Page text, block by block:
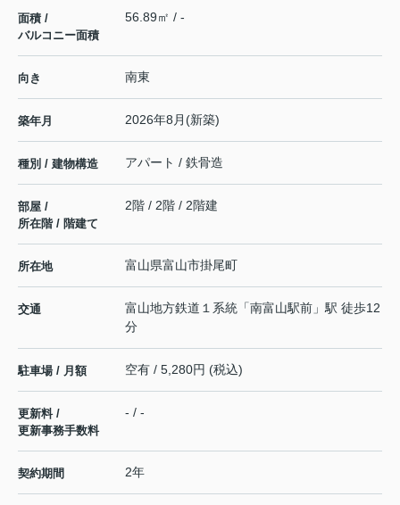
面積 /
バルコニー面積
56.89㎡ / -
向き 南東
築年月 2026年8月(新築)
種別 / 建物構造 アパート / 鉄骨造
部屋 /
所在階 / 階建て
2階 / 2階 / 2階建
所在地 富山県富山市掛尾町
交通 富山地方鉄道１系統 「南富山駅前 」駅 徒歩12
分
駐車場 / 月額 空有 / 5,280円 (税込)
更新料 /
更新事務手数料
- / -
契約期間 2年